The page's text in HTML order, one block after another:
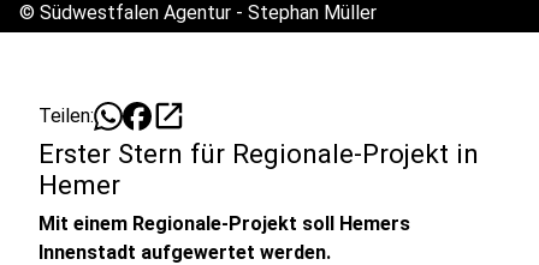
© Südwestfalen Agentur - Stephan Müller
Teilen: open_in_new
Erster Stern für Regionale-Projekt in
Hemer
Mit einem Regionale-Projekt soll Hemers
Innenstadt aufgewertet werden.